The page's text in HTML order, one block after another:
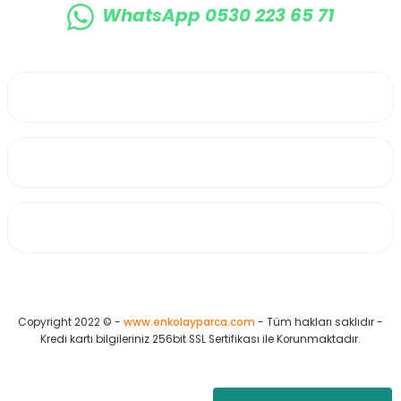
WhatsApp 0530 223 65 71
Copyright 2022 © - www.enkolayparca.com - Tüm hakları saklıdır -
Kredi kartı bilgileriniz 256bit SSL Sertifikası ile Korunmaktadır.